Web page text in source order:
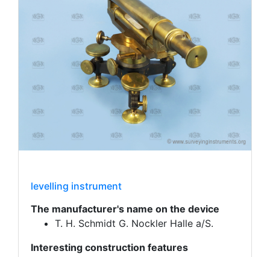
levelling instrument
The manufacturer's name on the device
T. H. Schmidt G. Nockler Halle a/S.
Interesting construction features